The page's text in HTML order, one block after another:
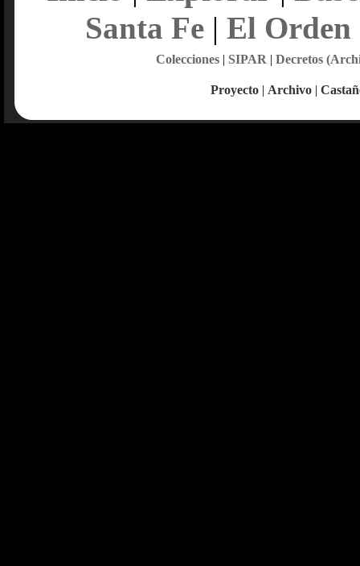
Santa Fe| El Orden
Colecciones| SIPAR | Decretos
Proyecto | Archivo |